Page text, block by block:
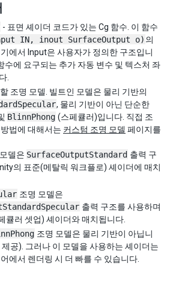
- 표면 셰이더 코드가 있는 Cg 함수. 이 함수
IN, inout SurfaceOutput o) 의
에서 Input은 사용자가 정의한 구조입니
수에 요구되는 추가 자동 변수 및 텍스처 좌
.
조명 모델. 빌트인 모델은 물리 기반의
, 물리 기반이 아닌 단순한
BlinnPhong (스페큘러)입니다. 직접 조
법에 대해서는 커스텀 조명 모델 페이지를
델은 SurfaceOutputStandard 출력 구
의 표준(메탈릭 워크플로) 셰이더에 매치
조명 모델은
출력 구조를 사용하며
큘러 셋업) 셰이더와 매치됩니다.
조명 모델은 물리 기반이 아닙니
공). 그러나 이 모델을 사용하는 셰이더는
에서 렌더링 시 더 빠를 수 있습니다.